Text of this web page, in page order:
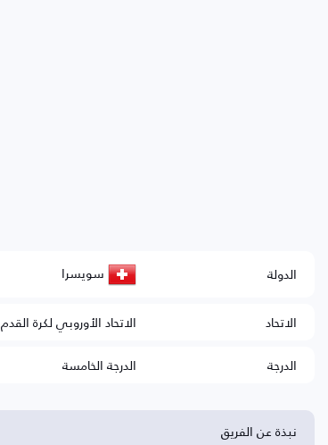
الدولة سويسرا
الاتحاد
الاتحاد الأوروبي لكرة القدم
الدرجة
الدرجة الخامسة
نبذة عن الفريق